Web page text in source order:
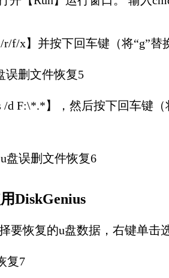
f/x】并按下回车键（将“g”替
/d F:\*.*】，然后按下回车键
DiskGenius
要恢复的u盘数据，右键单击